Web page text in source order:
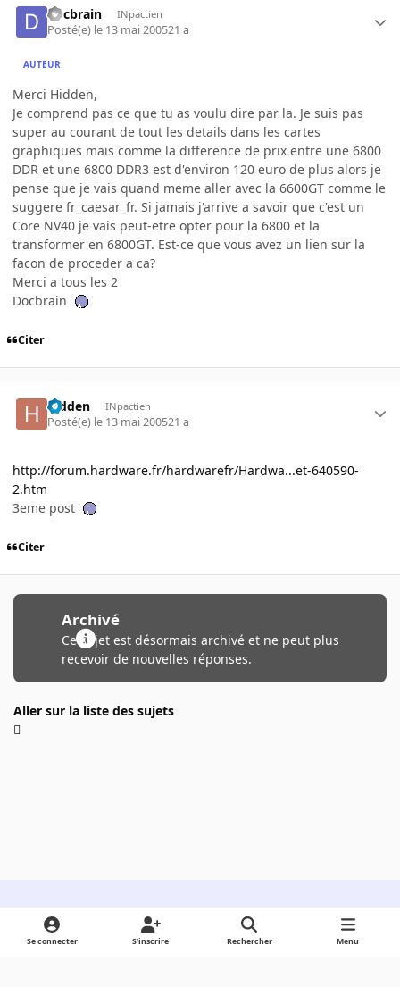
docbrain INpactien
Posté(e) le 13 mai 200521 a
AUTEUR
Merci Hidden,
Je comprend pas ce que tu as voulu dire par la. Je suis pas
super au courant de tout les details dans les cartes
graphiques mais comme la difference de prix entre une 6800
DDR et une 6800 DDR3 est d'environ 120 euro de plus alors je
pense que je vais quand meme aller avec la 6600GT comme le
suggere fr_caesar_fr. Si jamais j'arrive a savoir que c'est un
Core NV40 je vais peut-etre opter pour la 6800 et la
transformer en 6800GT. Est-ce que vous avez un lien sur la
facon de proceder a ca?
Merci a tous les 2
Docbrain
Citer
hidden INpactien
Posté(e) le 13 mai 200521 a
http://forum.hardware.fr/hardwarefr/Hardwa...et-640590-
2.htm
3eme post
Citer
Archivé
Ce sujet est désormais archivé et ne peut plus
recevoir de nouvelles réponses.
Aller sur la liste des sujets
Light ModeDark ModeSystem Preference
Se connecter S’inscrire Rechercher Menu